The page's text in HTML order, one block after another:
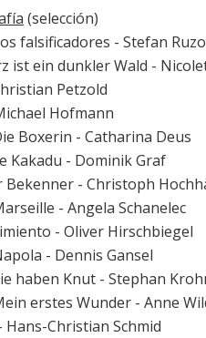
(selección)
falsificadores - Stefan
ist ein dunkler Wald -
Petzold
Hofmann
Boxerin - Catharina Deus
Kakadu - Dominik Graf
Bekenner - Christoph
- Angela Schanelec
- Oliver Hirschbiegel
- Dennis Gansel
haben Knut - Stephan
erstes Wunder - Anne
Hans-Christian Schmid